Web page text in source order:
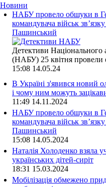
Новини
НАБУ провело обшуки в
командувача військ
Пашинський
Детективи
(НАБУ) 25 квітня провели
15:08 14.05.24
В Україні з'явився новий
і чому ним можуть
11:49 14.11.2024
НАБУ провело обшуки в
командувача військ
Пашинський
15:08 14.05.2024
Наталія Холоденко взяла
українських дітей-сиріт
18:31 15.03.2024
Мобілізація обмежено